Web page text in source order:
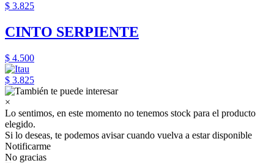
$ 3.825
CINTO SERPIENTE
$ 4.500
$ 3.825
×
Lo sentimos, en este momento no tenemos stock para el producto
elegido.
Si lo deseas, te podemos avisar cuando vuelva a estar disponible
Notificarme
No gracias